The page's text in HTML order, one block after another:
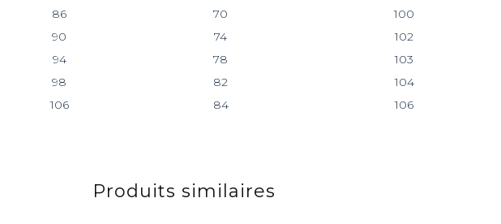
86 70
100
90 74
102
94 78
103
98 82
104
106 84 106
Produits similaires